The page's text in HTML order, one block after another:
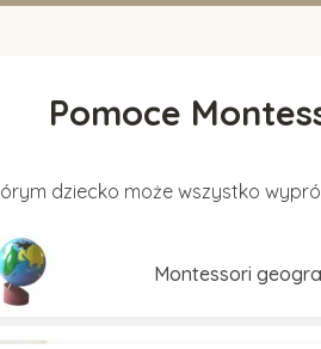
Pomoce
dziecko może wszystko
Montessori